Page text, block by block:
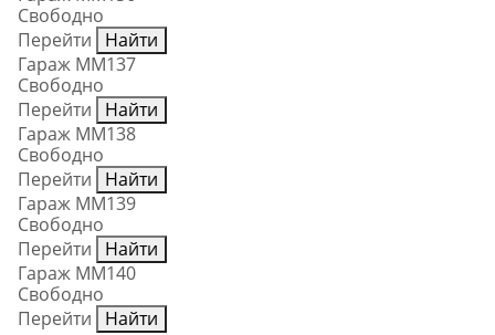
Свободно
Перейти
Найти
Гараж ММ137
Свободно
Перейти
Найти
Гараж ММ138
Свободно
Перейти
Найти
Гараж ММ139
Свободно
Перейти
Найти
Гараж ММ140
Свободно
Перейти
Найти